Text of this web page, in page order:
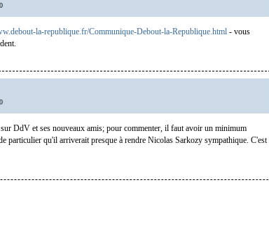
la-republique.fr/Communique-Debout-la-Republique.html - vous
DdV et ses nouveaux amis; pour commenter, il faut avoir un minimum
particulier qu'il arriverait presque à rendre Nicolas Sarkozy sympathique. C'est